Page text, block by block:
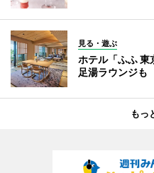
見る・遊ぶ
ホテル「ふふ
足湯ラウンジも
もっ